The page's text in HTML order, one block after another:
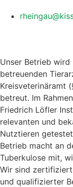
Unser Betrieb wird
betreuenden
Kreisveterinäramt
betreut. Im
Friedrich Löfler
relevanten und
Nutztieren
Betrieb macht an
Tuberkulose mit,
Wir sind
und qualifizierter